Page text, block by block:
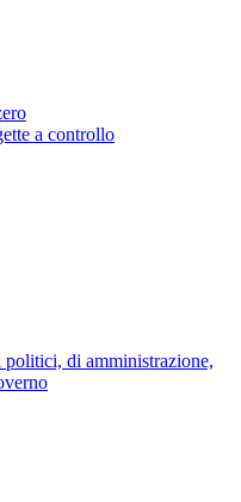
a controllo
di amministrazione,